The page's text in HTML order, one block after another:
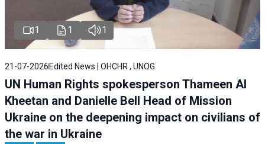
1 1 1
21-07-2026 Edited News | OHCHR , UNOG
UN Human Rights spokesperson Thameen Al
Kheetan and Danielle Bell Head of Mission
Ukraine on the deepening impact on civilians of
the war in Ukraine